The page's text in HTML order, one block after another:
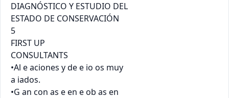
DIAGNÓSTICO Y ESTUDIO DEL
ESTADO DE CONSERVACIÓN
5
FIRST UP
CONSULTANTS
•Al e aciones y de e io os muy
a iados.
•G an con as e en e ob as en